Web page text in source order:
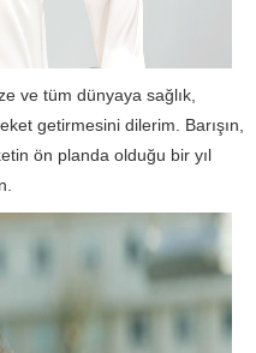
ve tüm dünyaya sağlık,
getirmesini dilerim. Barışın,
ön planda olduğu bir yıl